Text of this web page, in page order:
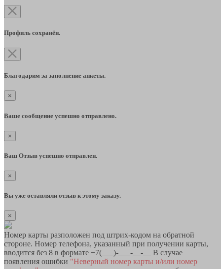
Профиль сохранён.
Благодарим за заполнение анкеты.
×
Ваше сообщение успешно отправлено.
×
Ваш Отзыв успешно отправлен.
×
Вы уже оставляли отзыв к этому заказу.
×
Номер карты разположен под штрих-кодом на обратной
стороне. Номер телефона, указанный при получении карты,
вводится без 8 в формате +7(___)-___-__-__ В случае
появления ошибки "Неверный номер карты и/или номер